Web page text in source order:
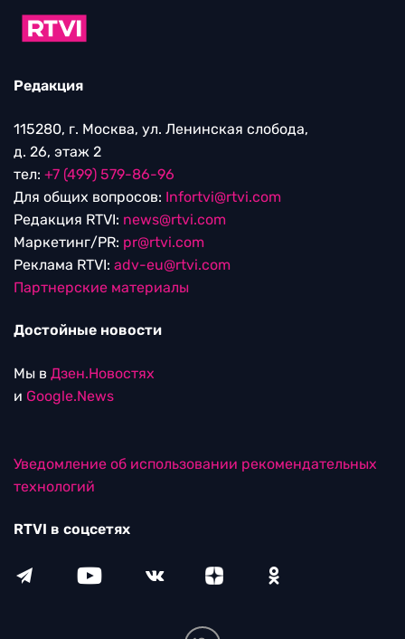
Редакция
115280, г. Москва, ул. Ленинская слобода,
д. 26, этаж 2
тел: +7 (499) 579-86-96
Для общих вопросов: Infortvi@rtvi.com
Редакция RTVI: news@rtvi.com
Маркетинг/PR: pr@rtvi.com
Реклама RTVI: adv-eu@rtvi.com
Партнерские материалы
Достойные новости
Мы в Дзен.Новостях
и Google.News
Уведомление об использовании рекомендательных
технологий
RTVI в соцсетях